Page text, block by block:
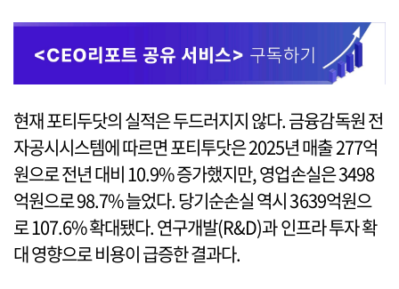
현재 포티두닷의 실적은 두드러지지 않다. 금융감독원 전
자공시시스템에 따르면 포티투닷은 2025년 매출 277억
원으로 전년 대비 10.9% 증가했지만, 영업손실은 3498
억원으로 98.7% 늘었다. 당기순손실 역시 3639억원으
로 107.6% 확대됐다. 연구개발(R&D)과 인프라 투자 확
대 영향으로 비용이 급증한 결과다.